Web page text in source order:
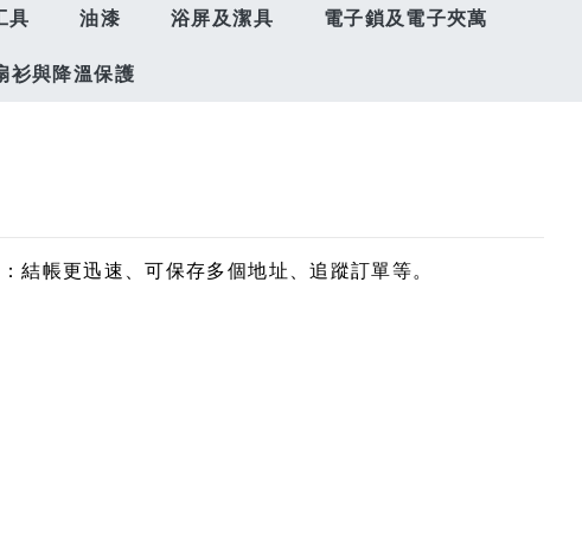
具 油漆 浴屏及潔具 電子鎖及電子夾萬
衫與降溫保護
結帳更迅速、可保存多個地址、追蹤訂單等。